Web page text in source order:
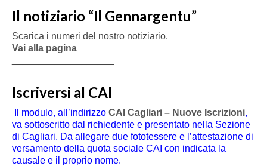
Il notiziario “Il Gennargentu”
Scarica i numeri del nostro notiziario.
Vai alla pagina
Iscriversi al CAI
Il modulo, all’indirizzo CAI Cagliari – Nuove Iscrizioni,
va sottoscritto dal richiedente e presentato nella Sezione
di Cagliari. Da allegare due fototessere e l’attestazione di
versamento della quota sociale CAI con indicata la
causale e il proprio nome.